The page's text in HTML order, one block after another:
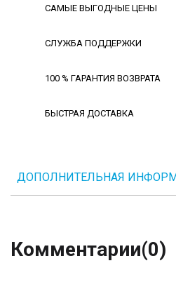
САМЫЕ ВЫГОДНЫЕ ЦЕНЫ
СЛУЖБА ПОДДЕРЖКИ
100 % ГАРАНТИЯ ВОЗВРАТА
БЫСТРАЯ ДОСТАВКА
ДОПОЛНИТЕЛЬНАЯ
Комментарии(0)